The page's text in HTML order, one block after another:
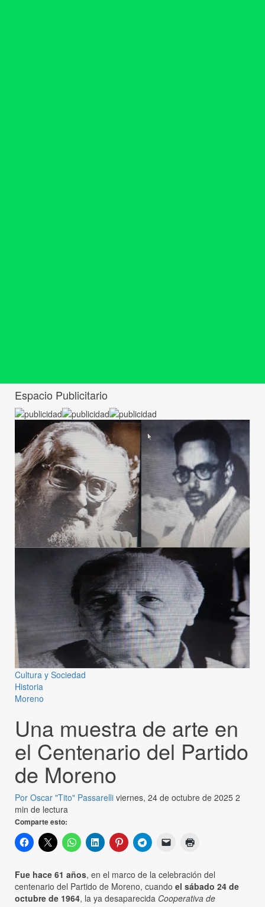
Espacio Publicitario
Cultura y Sociedad
Historia
Moreno
Una muestra de arte en
el Centenario del Partido
de Moreno
Por Oscar "Tito" Passarelli viernes, 24 de octubre de 2025 2
min de lectura
Comparte esto:
Fue hace 61 años, en el marco de la celebración del
centenario del Partido de Moreno, cuando el sábado 24 de
octubre de 1964, la ya desaparecida Cooperativa de